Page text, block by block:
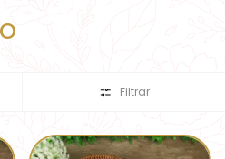
Filtrar